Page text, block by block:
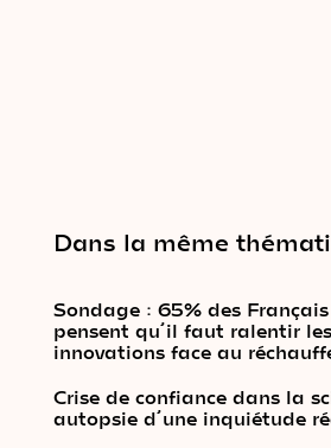
Dans la même
Sondage : 65% des Français
pensent qu’il faut ralentir les
innovations face au
Crise de confiance dans la
autopsie d’une inquiétude